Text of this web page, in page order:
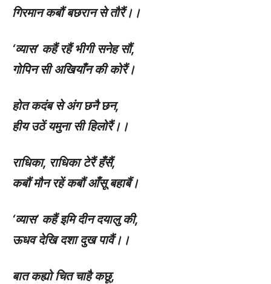
गिरमान कबौं बछरान से तौरैं।।
‘व्यास’ कहैं रहैं भीगी सनेह सौं,
गोपिन सी अखियाँन की कोरैं।
होत कदंब से अंग छनै छन,
हीय उठें यमुना सी हिलोरैं।।
राधिका, राधिका टेरैं हँसैं,
कबौं मौन रहें कबौं आँसू बहाबैं।
‘व्यास’ कहैं इमि दीन दयालु की,
ऊधव देखि दशा दुख पावैं।।
बात कह्यो चित चाहै कछू,